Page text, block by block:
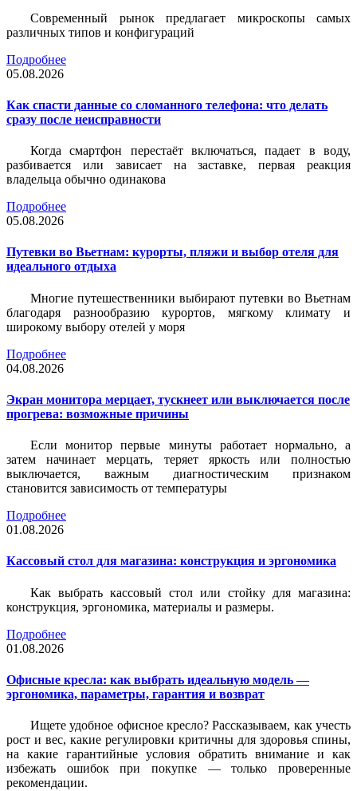
Современный рынок предлагает микроскопы самых
различных типов и конфигураций
Подробнее
05.08.2026
Как спасти данные со сломанного телефона: что делать
сразу после неисправности
Когда смартфон перестаёт включаться, падает в воду,
разбивается или зависает на заставке, первая реакция
владельца обычно одинакова
Подробнее
05.08.2026
Путевки во Вьетнам: курорты, пляжи и выбор отеля для
идеального отдыха
Многие путешественники выбирают путевки во Вьетнам
благодаря разнообразию курортов, мягкому климату и
широкому выбору отелей у моря
Подробнее
04.08.2026
Экран монитора мерцает, тускнеет или выключается после
прогрева: возможные причины
Если монитор первые минуты работает нормально, а
затем начинает мерцать, теряет яркость или полностью
выключается, важным диагностическим признаком
становится зависимость от температуры
Подробнее
01.08.2026
Кассовый стол для магазина: конструкция и эргономика
Как выбрать кассовый стол или стойку для магазина:
конструкция, эргономика, материалы и размеры.
Подробнее
01.08.2026
Офисные кресла: как выбрать идеальную модель —
эргономика, параметры, гарантия и возврат
Ищете удобное офисное кресло? Рассказываем, как учесть
рост и вес, какие регулировки критичны для здоровья спины,
на какие гарантийные условия обратить внимание и как
избежать ошибок при покупке — только проверенные
рекомендации.